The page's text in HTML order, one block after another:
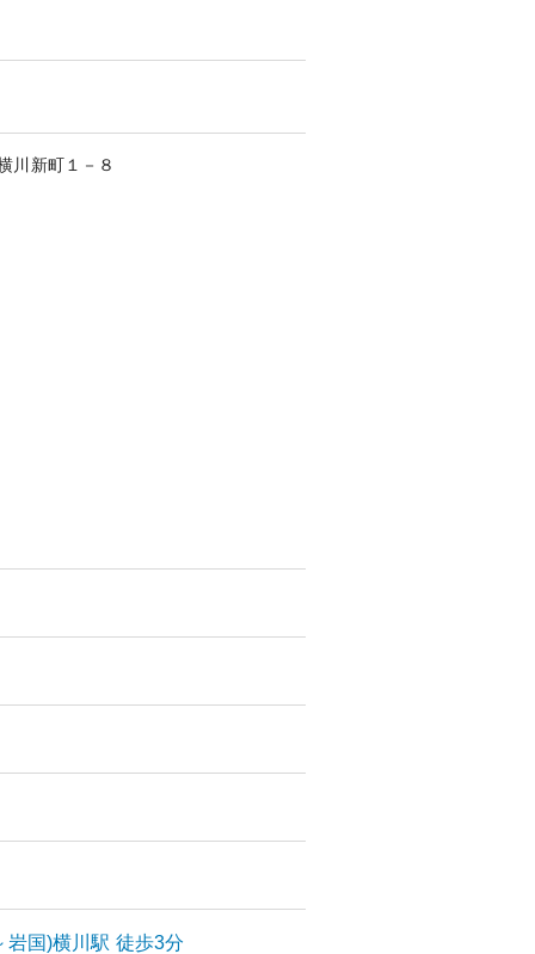
川新町１－８
岩国)横川駅 徒歩3分